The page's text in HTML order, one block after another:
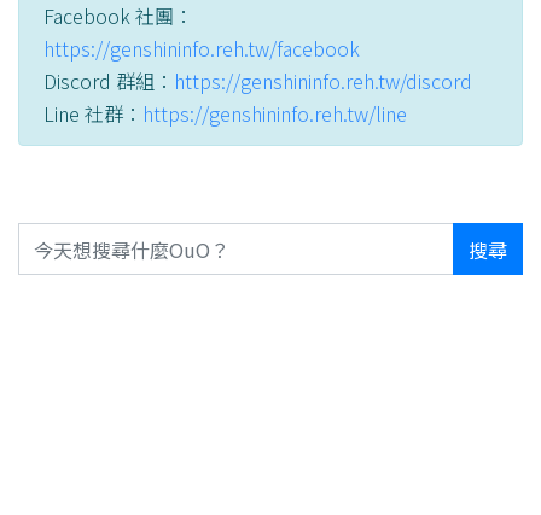
Facebook 社團：
https://genshininfo.reh.tw/facebook
Discord 群組： https://genshininfo.reh.tw/discord
Line 社群： https://genshininfo.reh.tw/line
搜尋